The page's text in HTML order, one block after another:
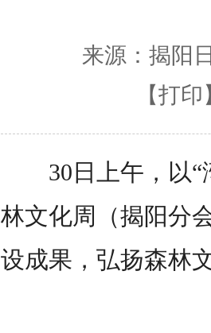
来源：揭阳
【打印
30日上午，以“湾
林文化周（揭阳分
设成果，弘扬森林